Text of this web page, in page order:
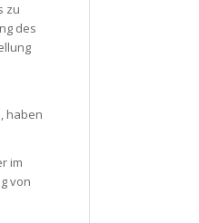
zu
des
haben
im
von